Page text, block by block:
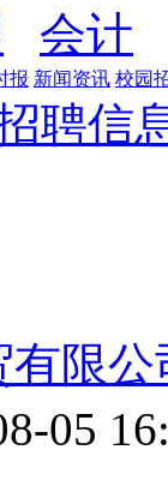
会计
报 新闻资讯 校园
聘信
有限公
05